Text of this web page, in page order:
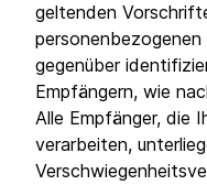
geltenden
gegenüber
Empfängern, wie
Alle Empfänger, die
verarbeiten,